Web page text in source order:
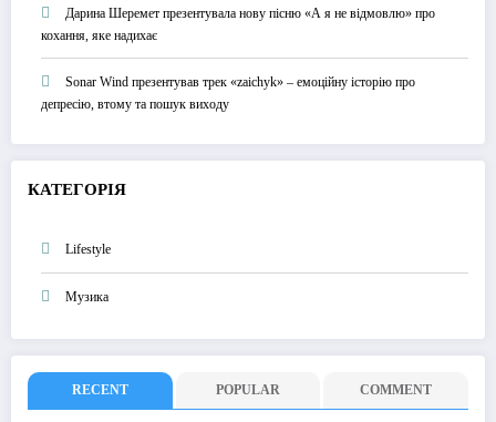
Дарина Шеремет презентувала нову пісню «А я не відмовлю» про
кохання, яке надихає
Sonar Wind презентував трек «zaichyk» – емоційну історію про
депресію, втому та пошук виходу
КАТЕГОРІЯ
Lifestyle
Музика
RECENT POPULAR COMMENT